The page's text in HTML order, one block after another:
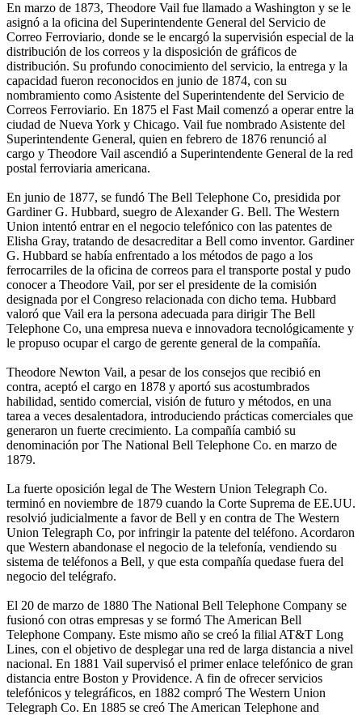
En marzo de 1873, Theodore Vail fue llamado a Washington y se le
asignó a la oficina del Superintendente General del Servicio de
Correo Ferroviario, donde se le encargó la supervisión especial de la
distribución de los correos y la disposición de gráficos de
distribución. Su profundo conocimiento del servicio, la entrega y la
capacidad fueron reconocidos en junio de 1874, con su
nombramiento como Asistente del Superintendente del Servicio de
Correos Ferroviario. En 1875 el Fast Mail comenzó a operar entre la
ciudad de Nueva York y Chicago. Vail fue nombrado Asistente del
Superintendente General, quien en febrero de 1876 renunció al
cargo y Theodore Vail ascendió a Superintendente General de la red
postal ferroviaria americana.
En junio de 1877, se fundó The Bell Telephone Co, presidida por
Gardiner G. Hubbard, suegro de Alexander G. Bell. The Western
Union intentó entrar en el negocio telefónico con las patentes de
Elisha Gray, tratando de desacreditar a Bell como inventor. Gardiner
G. Hubbard se había enfrentado a los métodos de pago a los
ferrocarriles de la oficina de correos para el transporte postal y pudo
conocer a Theodore Vail, por ser el presidente de la comisión
designada por el Congreso relacionada con dicho tema. Hubbard
valoró que Vail era la persona adecuada para dirigir The Bell
Telephone Co, una empresa nueva e innovadora tecnológicamente y
le propuso ocupar el cargo de gerente general de la compañía.
Theodore Newton Vail, a pesar de los consejos que recibió en
contra, aceptó el cargo en 1878 y aportó sus acostumbrados
habilidad, sentido comercial, visión de futuro y métodos, en una
tarea a veces desalentadora, introduciendo prácticas comerciales que
generaron un fuerte crecimiento. La compañía cambió su
denominación por The National Bell Telephone Co. en marzo de
1879.
La fuerte oposición legal de The Western Union Telegraph Co.
terminó en noviembre de 1879 cuando la Corte Suprema de EE.UU.
resolvió judicialmente a favor de Bell y en contra de The Western
Union Telegraph Co, por infringir la patente del teléfono. Acordaron
que Western abandonase el negocio de la telefonía, vendiendo su
sistema de teléfonos a Bell, y que esta compañía quedase fuera del
negocio del telégrafo.
El 20 de marzo de 1880 The National Bell Telephone Company se
fusionó con otras empresas y se formó The American Bell
Telephone Company. Este mismo año se creó la filial AT&T Long
Lines, con el objetivo de desplegar una red de larga distancia a nivel
nacional. En 1881 Vail supervisó el primer enlace telefónico de gran
distancia entre Boston y Providence. A fin de ofrecer servicios
telefónicos y telegráficos, en 1882 compró The Western Union
Telegraph Co. En 1885 se creó The American Telephone and